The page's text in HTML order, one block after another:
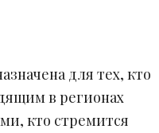
для тех, кто
в регионах
кто стремится